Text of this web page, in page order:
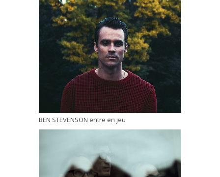
BEN STEVENSON entre en jeu